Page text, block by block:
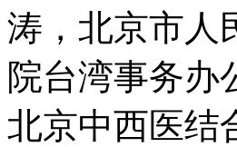
涛，北京市人
院台湾事务办
北京中西医结